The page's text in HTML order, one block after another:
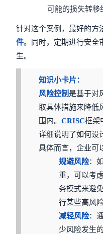
可能的损失转移
针对这个案例，最好的方
件。同时，定期进行安全
生。
知识小卡片：
风险控制是基于对
取具体措施来降低
围内。CRISC框架
详细说明了如何设
具体而言，企业可
规避风险：
重，可以考
务模式来避
行某些高风
减轻风险：
少风险发生